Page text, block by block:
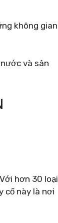
không gian
và sân
hơn 30 loại
cổ này là nơi